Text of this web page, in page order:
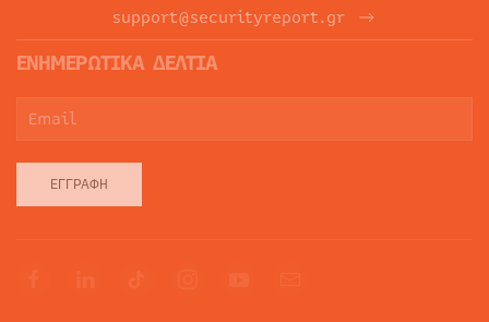
support@securityreport.gr
ΕΝΗΜΕΡΩΤΙΚΑ ΔΕΛΤΙΑ
ΕΓΓΡΑΦΉ